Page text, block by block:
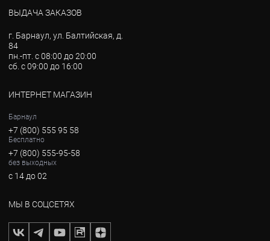
ВЫДАЧА ЗАКАЗОВ
г. Барнаул, ул. Балтийская, д.
84
пн.-пт. с 08:00 до 20:00
сб. с 09:00 до 16:00
ИНТЕРНЕТ МАГАЗИН
Барнаул
+7 (800) 555 95 58
Бесплатно
+7 (800) 555-95-58
без выходных
с 14 до 02
МЫ В СОЦСЕТЯХ